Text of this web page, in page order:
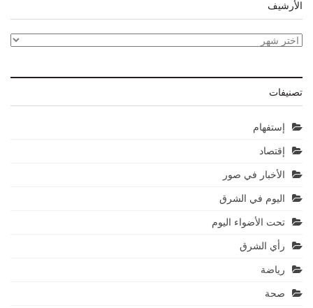
الأرشيف
الأرشيف
تصنيفات
إستفهام
إقتصاد
الأخبار في صور
اليوم في الشرق
تحت الأضواء اليوم
رأي الشرق
رياضة
صحة